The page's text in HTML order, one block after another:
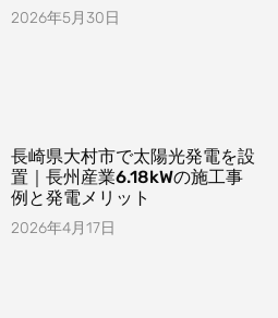
2026年5月30日
長崎県大村市で太陽光発電を設
置｜長州産業6.18kWの施工事
例と発電メリット
2026年4月17日